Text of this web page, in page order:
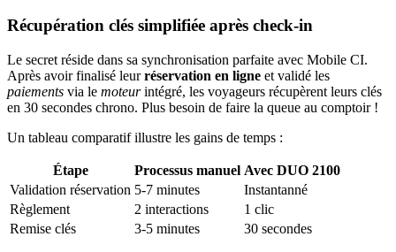
Récupération clés simplifiée après check-in
Le secret réside dans sa synchronisation parfaite avec Mobile CI.
Après avoir finalisé leurréservation en ligne et validé les
paiements via le moteurintégré, les voyageurs récupèrent leurs clés
en 30 secondes chrono. Plus besoin de faire la queue au comptoir !
Un tableau comparatif illustre les gains de temps :
Étape Processus manuel Avec DUO 2100
Validation réservation 5-7 minutes
Instantanné
Règlement
2 interactions
1 clic
Remise clés
3-5 minutes 30 secondes